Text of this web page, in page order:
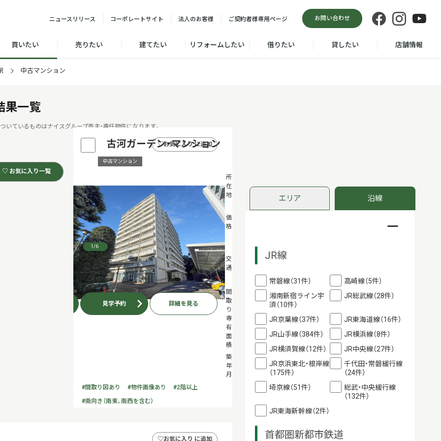
ニュース リリース コーポレートサイト 法人のお客様 ご契約者様専用ページ お問い合わせ
買いたい 売りたい 建てたい リフォームしたい 借りたい 貸したい 店舗情報
中古マンション
果一覧
いているものはナイスグループ売主・専任物件になります。
沿線
エリア
JR線
常磐線（31件）
高崎線（5件）
湘南新宿ライン宇
須（10件）
JR総武線（28件）
JR京葉線（37件）
JR東海道線（16件）
JR山手線（384件）
JR横浜線（8件）
JR横須賀線（12件）
JR中央線（27件）
JR京浜東北・根岸線
（175件）
千代田・常磐緩行線
（24件）
埼京線（51件）
総武・中央緩行線
（132件）
JR東海新幹線（2件）
首都圏新都市鉄道
♡ お気に入り一覧
古河ガーデン・マンション
中古マンション
所
在
地
１丁目
価
格
5,780
交
通
JR山手線「駒
間
取
り・
専
有
面
積
築
年
月
1968年03月
1 /6
#間取り図あり #物件画像あり
#2階以上
#南向き（南東、南西を含む）
♡お気に入り に追加
見学予約 詳細を見る
♡お気に入り に追加